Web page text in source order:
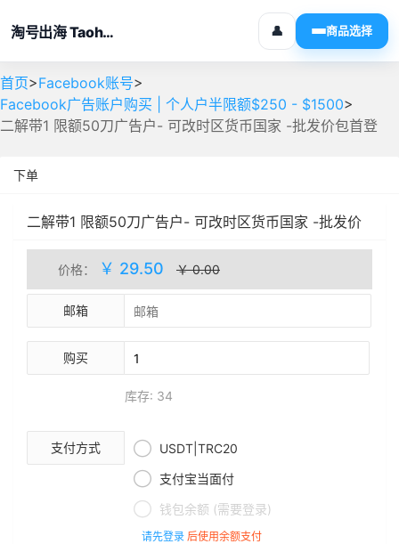
淘号出海 Taohaochuhai 👤 商品选择
首页>Facebook账号>
Facebook广告账户购买 | 个人户半限额$250 - $1500>
二解带1 限额50刀广告户- 可改时区货币国家 -批发价包首登
下单
二解带1 限额50刀广告户- 可改时区货币国家 -批发价
包首登 自动发货 库存(34)
价格： ￥ 29.50 ￥ 0.00
邮箱
购买
库存: 34
支付方式  USDT|TRC20
 支付宝当面付
 钱包余额 (需要登录)
请先登录 后使用余额支付